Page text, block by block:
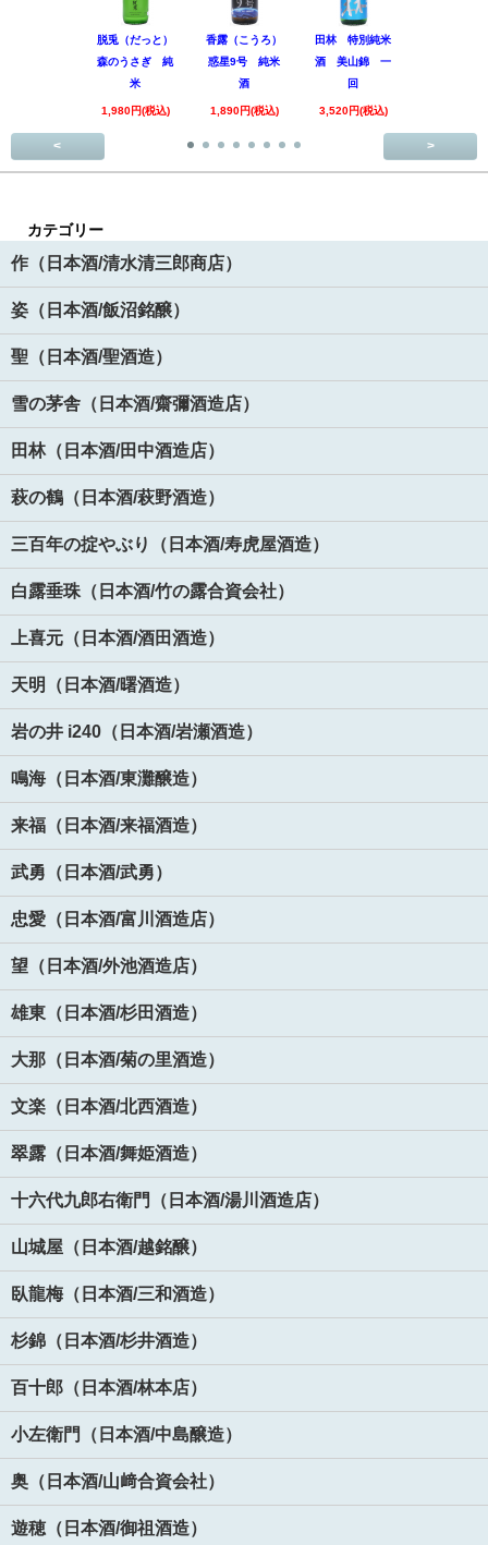
脱兎（だっと）
森のうさぎ 純
米
1,980円(税込)
香露（こうろ）
惑星9号 純米
酒
1,890円(税込)
田林 特別純米
酒 美山錦 一
回
3,520円(税込)
< >
カテゴリー
作（日本酒/清水清三郎商店）
姿（日本酒/飯沼銘醸）
聖（日本酒/聖酒造）
雪の茅舎（日本酒/齋彌酒造店）
田林（日本酒/田中酒造店）
萩の鶴（日本酒/萩野酒造）
三百年の掟やぶり（日本酒/寿虎屋酒造）
白露垂珠（日本酒/竹の露合資会社）
上喜元（日本酒/酒田酒造）
天明（日本酒/曙酒造）
岩の井 i240（日本酒/岩瀬酒造）
鳴海（日本酒/東灘醸造）
来福（日本酒/来福酒造）
武勇（日本酒/武勇）
忠愛（日本酒/富川酒造店）
望（日本酒/外池酒造店）
雄東（日本酒/杉田酒造）
大那（日本酒/菊の里酒造）
文楽（日本酒/北西酒造）
翠露（日本酒/舞姫酒造）
十六代九郎右衛門（日本酒/湯川酒造店）
山城屋（日本酒/越銘醸）
臥龍梅（日本酒/三和酒造）
杉錦（日本酒/杉井酒造）
百十郎（日本酒/林本店）
小左衛門（日本酒/中島醸造）
奥（日本酒/山﨑合資会社）
遊穂（日本酒/御祖酒造）